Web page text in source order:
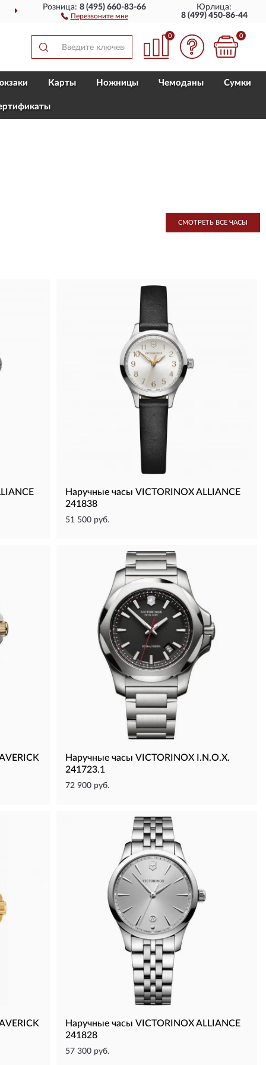
ДОСТАВИМ ПО ВСЕЙ РОССИИ
Розница:8 (495) 660-83-66
Перезвоните мне
Юрлица:
8 (499) 450-86-44
0 0
Карты Ножницы Чемоданы Сумки
СМОТРЕТЬ ВСЕ ЧАСЫ
Наручные часы VICTORINOX ALLIANCE
241838
51 500 руб.
Наручные часы VICTORINOX I.N.O.X.
241723.1
72 900 руб.
Наручные часы VICTORINOX ALLIANCE
241828
57 300 руб.